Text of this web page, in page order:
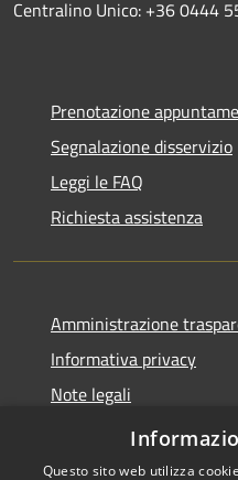
Centralino Unico: +36 0444
Prenotazione
Segnalazione disservizio
Leggi le FAQ
Richiesta assistenza
Amministrazione
Informativa privacy
Note legali
Dichiarazione di
Questo sito web utilizza